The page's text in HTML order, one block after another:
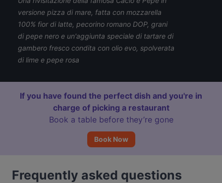
versione pizza di mare, fatta con mozzarella
100% fior di latte, pecorino romano DOP, grani
di pepe nero e un'aggiunta speciale di tartare di
gambero fresco condita con olio evo, spolverata
di lime e pepe rosa
If you have found the perfect dish and you're in
charge of picking a restaurant
Book a table before they’re gone
Book Now
Frequently asked questions